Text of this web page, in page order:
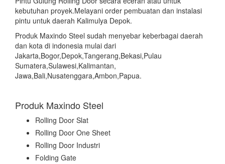
kebutuhan proyek.Melayani order pembuatan dan instalasi
pintu untuk daerah Kalimulya Depok.
Produk Maxindo Steel sudah menyebar keberbagai daerah
dan kota di indonesia mulai dari
Jakarta,Bogor,Depok,Tangerang,Bekasi,Pulau
Sumatera,Sulawesi,Kalimantan,
Jawa,Bali,Nusatenggara,Ambon,Papua.
Produk Maxindo Steel
Rolling Door Slat
Rolling Door One Sheet
Rolling Door Industri
Folding Gate